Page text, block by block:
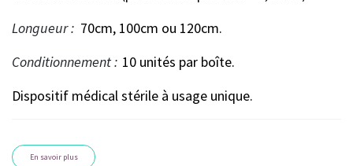
Longueur : 70cm, 100cm ou 120cm.
Conditionnement : 10 unités par boîte.
Dispositif médical stérile à usage unique.
​​​​​​​​​​En savoir plus